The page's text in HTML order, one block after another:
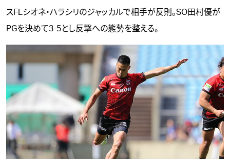
スFLシオネ・ハラシリのジャッカルで相手が反則。SO田村優が
PGを決めて3-5とし反撃への態勢を整える。